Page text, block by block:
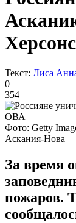
Текст: Лиса
0
354
Фото: Getty
Аскания-Нова
За время
пожаров.